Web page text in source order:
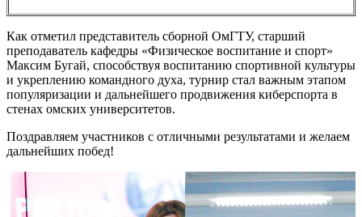
Как отметил представитель сборной ОмГТУ, старший
преподаватель кафедры «Физическое воспитание и спорт»
Максим Бугай, способствуя воспитанию спортивной культуры
и укреплению командного духа, турнир стал важным этапом
популяризации и дальнейшего продвижения киберспорта в
стенах омских университетов.
Поздравляем участников с отличными результатами и желаем
дальнейших побед!